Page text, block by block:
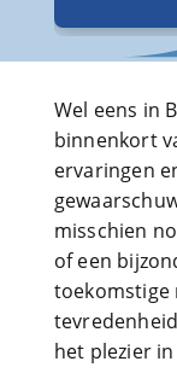
Wel eens in
binnenkort
ervaringen
misschien
of een
toekomstige
het plezier